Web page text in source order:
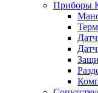
Приборы